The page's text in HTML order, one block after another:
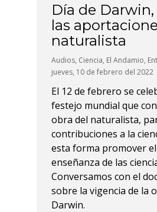
Día de
las
naturalista
Audios, Ciencia, El Andamio,
jueves, 10 de febrero del 2022
El 12 de febrero se
festejo mundial que
obra del naturalista,
contribuciones a la
esta forma promover
enseñanza de las
Conversamos con el
sobre la vigencia de la
Darwin.